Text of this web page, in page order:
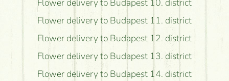
Flower delivery to Budapest 10. district
Flower delivery to Budapest 11. district
Flower delivery to Budapest 12. district
Flower delivery to Budapest 13. district
Flower delivery to Budapest 14. district